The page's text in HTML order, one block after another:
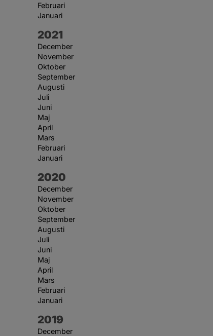
Februari
Januari
År:
2021
December
November
Oktober
September
Augusti
Juli
Juni
Maj
April
Mars
Februari
Januari
År:
2020
December
November
Oktober
September
Augusti
Juli
Juni
Maj
April
Mars
Februari
Januari
År:
2019
December